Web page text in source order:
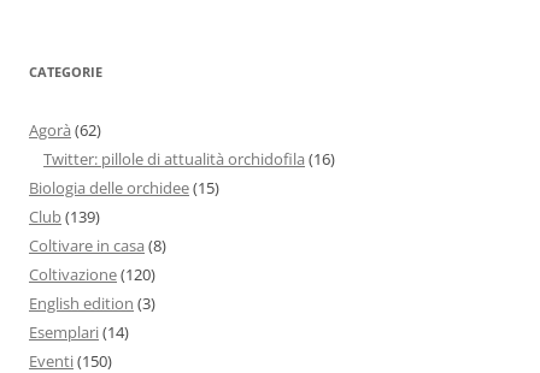
CATEGORIE
Agorà (62)
Twitter: pillole di attualità orchidofila (16)
Biologia delle orchidee(15)
Club(139)
Coltivare in casa (8)
Coltivazione(120)
English edition (3)
Esemplari(14)
Eventi(150)